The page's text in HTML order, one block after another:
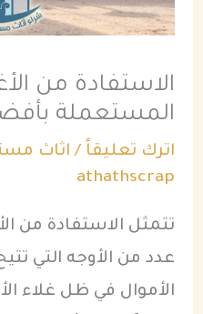
الاستفادة من
المستعملة
اترك تعليقاً / اثاث
athathscrap
تتمثل الاستفادة من
عدد من الأوجه التي
الأموال في ظل غلاء